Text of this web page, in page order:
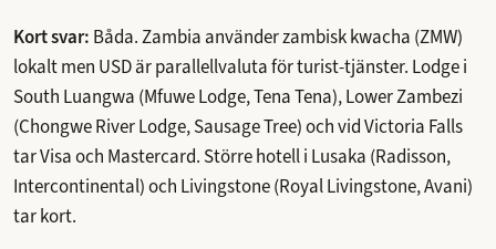
Kort svar: Båda. Zambia använder zambisk kwacha (ZMW)
lokalt men USD är parallellvaluta för turist-tjänster. Lodge i
South Luangwa (Mfuwe Lodge, Tena Tena), Lower Zambezi
(Chongwe River Lodge, Sausage Tree) och vid Victoria Falls
tar Visa och Mastercard. Större hotell i Lusaka (Radisson,
Intercontinental) och Livingstone (Royal Livingstone, Avani)
tar kort.